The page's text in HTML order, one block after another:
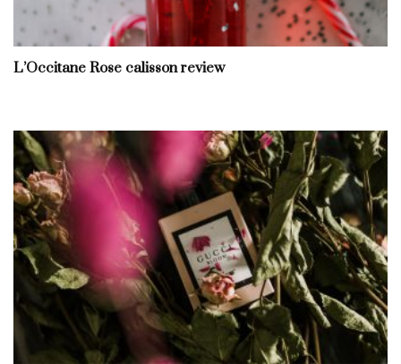
L’Occitane Rose calisson review